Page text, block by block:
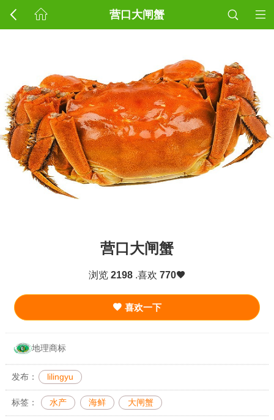
营口大闸蟹
营口大闸蟹
浏览 2198.喜欢 770
喜欢一下
地理商标
发布： lilingyu
标签： 水产 海鲜 大闸蟹